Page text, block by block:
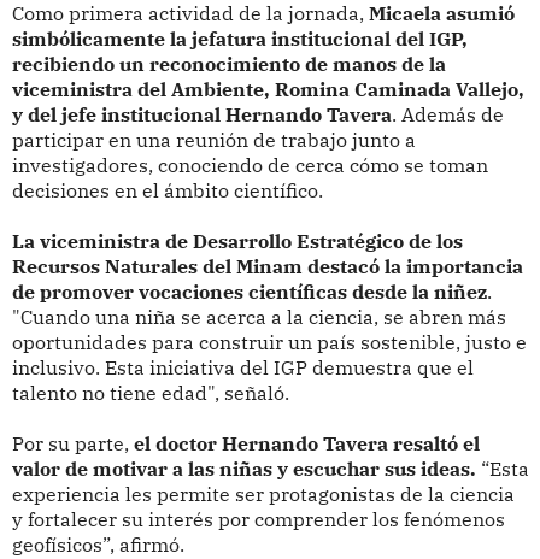
Como primera actividad de la jornada, Micaela asumió
simbólicamente la jefatura institucional del IGP,
recibiendo un reconocimiento de manos de la
viceministra del Ambiente, Romina Caminada Vallejo,
y del jefe institucional Hernando Tavera. Además de
participar en una reunión de trabajo junto a
investigadores, conociendo de cerca cómo se toman
decisiones en el ámbito científico.
La viceministra de Desarrollo Estratégico de los
Recursos Naturales del Minam destacó la importancia
de promover vocaciones científicas desde la niñez.
"Cuando una niña se acerca a la ciencia, se abren más
oportunidades para construir un país sostenible, justo e
inclusivo. Esta iniciativa del IGP demuestra que el
talento no tiene edad", señaló.
Por su parte, el doctor Hernando Tavera resaltó el
valor de motivar a las niñas y escuchar sus ideas. “Esta
experiencia les permite ser protagonistas de la ciencia
y fortalecer su interés por comprender los fenómenos
geofísicos”, afirmó.